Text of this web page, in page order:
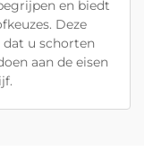
en biedt
Deze
u schorten
aan de eisen